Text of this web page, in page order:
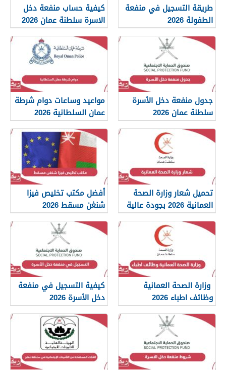
طريقة التسجيل في منفعة
الطفولة 2026
كيفية حساب منفعة دخل
الاسرة سلطنة عمان 2026
جدول منفعة دخل الأسرة
سلطنة عمان 2026
مواعيد وساعات دوام شرطة
عمان السلطانية 2026
تحميل شعار وزارة الصحة
العمانية 2026 بجودة عالية
png
أفضل مكتب تخليص فيزا
شنغن مسقط 2026
وزارة الصحة العمانية
وظائف اطباء 2026
كيفية التسجيل في منفعة
دخل الأسرة 2026